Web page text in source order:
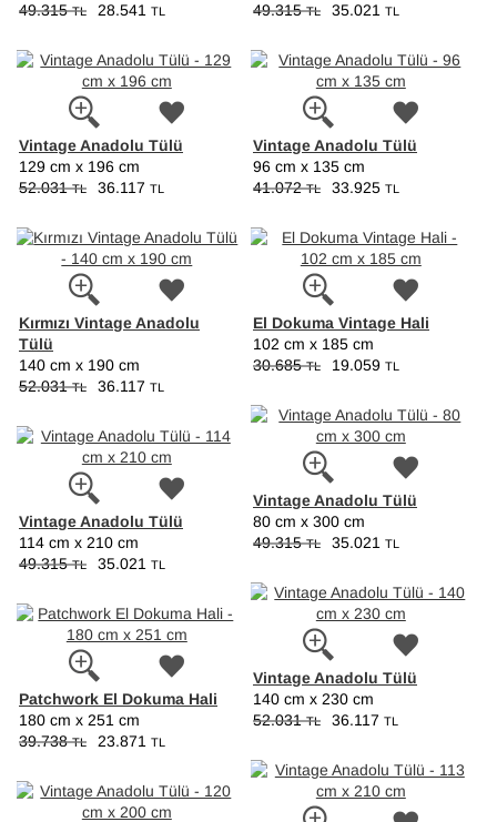
49.315TL 28.541 TL
49.315TL 35.021 TL
Vintage Anadolu Tülü
129 cm x 196 cm
52.031TL 36.117 TL
Vintage Anadolu Tülü
96 cm x 135 cm
41.072TL 33.925 TL
Kırmızı Vintage Anadolu
Tülü
140 cm x 190 cm
52.031TL 36.117 TL
El Dokuma Vintage Hali
102 cm x 185 cm
30.685TL 19.059 TL
Vintage Anadolu Tülü
80 cm x 300 cm
49.315TL 35.021 TL
Vintage Anadolu Tülü
114 cm x 210 cm
49.315TL 35.021 TL
Vintage Anadolu Tülü
140 cm x 230 cm
52.031TL 36.117 TL
Patchwork El Dokuma Hali
180 cm x 251 cm
39.738TL 23.871 TL